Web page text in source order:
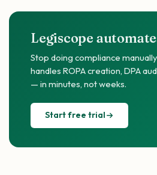
Legiscope
Stop doing compliance
handles ROPA creation, DPA
— in minutes, not weeks.
Start free trial